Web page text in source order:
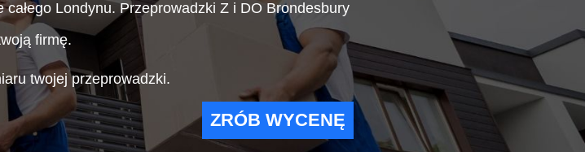
Londynu. Przeprowadzki Z i DO Brondesbury
firmę.
twojej przeprowadzki.
ZRÓB WYCENĘ